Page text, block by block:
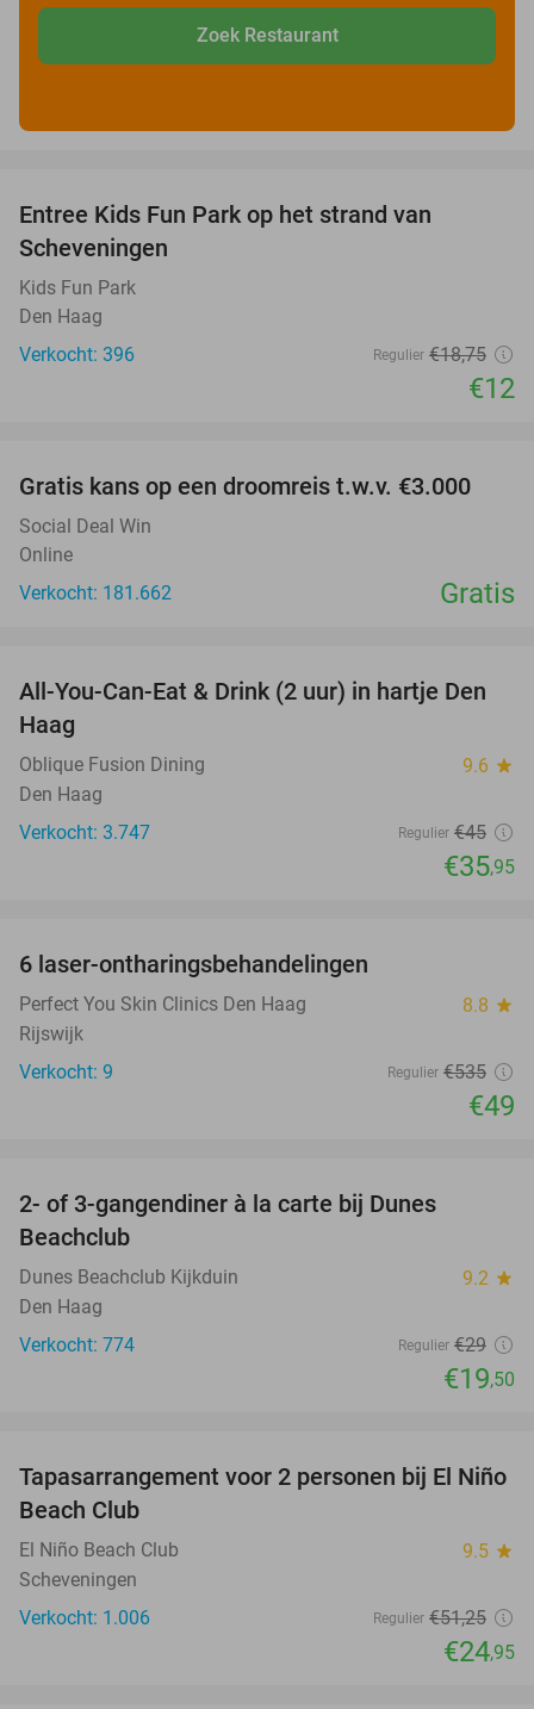
Zoek Restaurant
Entree Kids Fun Park op het strand van
Scheveningen
Kids Fun Park
Den Haag
Verkocht: 396
Regulier €18,75
€12
Gratis kans op een droomreis t.w.v. €3.000
Social Deal Win
Online
Verkocht: 181.662
Gratis
20%
All-You-Can-Eat & Drink (2 uur) in hartje Den
Haag
Oblique Fusion Dining 9.6 star
Den Haag
Verkocht: 3.747
Regulier €45
€35,95
6 laser-ontharingsbehandelingen
Perfect You Skin Clinics Den Haag 8.8 star
Rijswijk
Verkocht: 9
Regulier €535
€49
2- of 3-gangendiner à la carte bij Dunes
Beachclub
Dunes Beachclub Kijkduin 9.2 star
Den Haag
Verkocht: 774
Regulier €29
€19,50
51%
Tapasarrangement voor 2 personen bij El Niño
Beach Club
El Niño Beach Club 9.5 star
Scheveningen
Verkocht: 1.006
Regulier €51,25
€24,95